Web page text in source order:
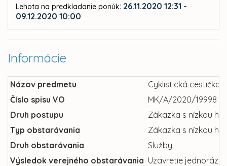
Lehota na predkladanie ponúk: 26.11.2020 12:31 -
09.12.2020 10:00
Informácie
Názov predmetu
Cyklistická cestička
Číslo spisu VO
MK/A/2020/19998
Druh postupu
Zákazka s nízkou
Typ obstarávania
Zákazka s nízkou
Druh obstarávania
Služby
Výsledok verejného obstarávania Uzavretie